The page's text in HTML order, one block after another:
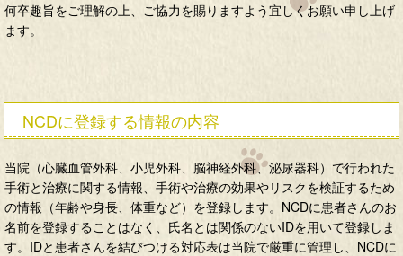
何卒趣旨をご理解の上、ご協力を賜りますよう宜しくお願い申し上げ
ます。
NCDに登録する情報の内容
当院（心臓血管外科、小児外科、脳神経外科、泌尿器科）で行われた
手術と治療に関する情報、手術や治療の効果やリスクを検証するため
の情報（年齢や身長、体重など）を登録します。NCDに患者さんのお
名前を登録することはなく、氏名とは関係のないIDを用いて登録しま
す。IDと患者さんを結びつける対応表は当院で厳重に管理し、NCDに